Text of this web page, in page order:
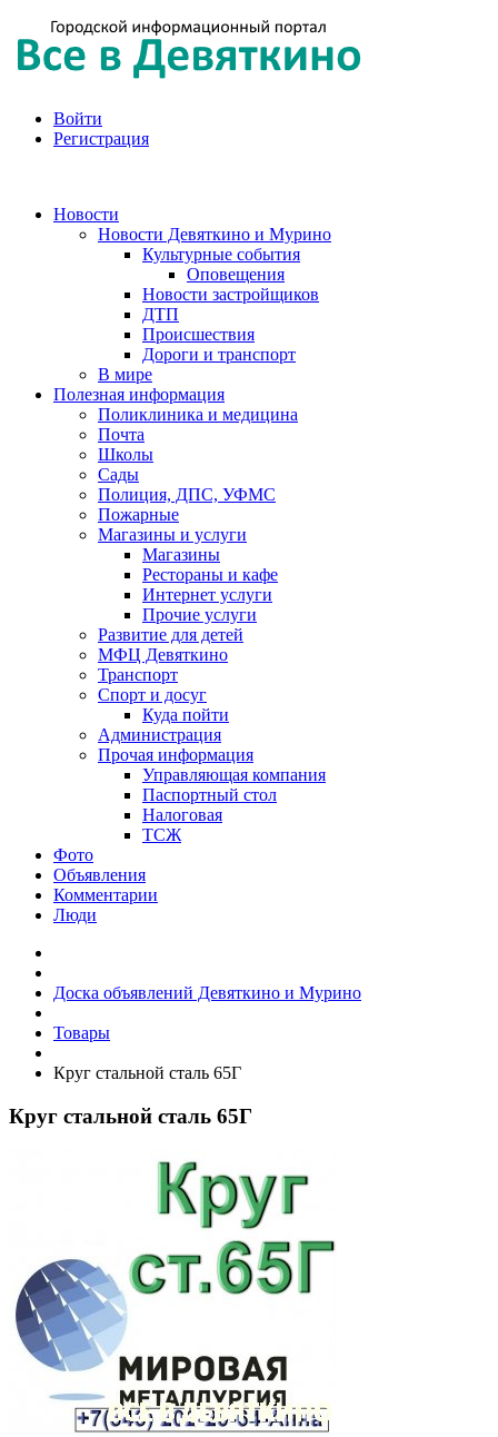
Войти
Регистрация
Новости
Новости Девяткино и Мурино
Культурные события
Оповещения
Новости застройщиков
ДТП
Происшествия
Дороги и транспорт
В мире
Полезная информация
Поликлиника и медицина
Почта
Школы
Сады
Полиция, ДПС, УФМС
Пожарные
Магазины и услуги
Магазины
Рестораны и кафе
Интернет услуги
Прочие услуги
Развитие для детей
МФЦ Девяткино
Транспорт
Спорт и досуг
Куда пойти
Администрация
Прочая информация
Управляющая компания
Паспортный стол
Налоговая
ТСЖ
Фото
Объявления
Комментарии
Люди
Доска объявлений Девяткино и Мурино
Товары
Круг стальной сталь 65Г
Круг стальной сталь 65Г